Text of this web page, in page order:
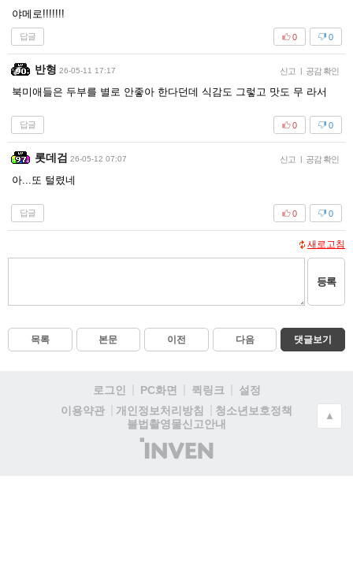
야메로!!!!!!!
답글 0
0
반형 26-05-11 17:17 신고 | 공감 확인
북미애들은 두부를 별로 안좋아 한다던데 식감도 그렇고 맛도 무 라서
답글 0
0
롯데검 26-05-12 07:07 신고 | 공감 확인
아...또 털렸네
답글 0
0
새로고침
등록
목록 본문 이전 다음 댓글보기
로그인 PC화면 퀵링크
설정
이용약관
개인정보처리방침
청소년보호정책
불법촬영물신고안내
(주)
인
▲